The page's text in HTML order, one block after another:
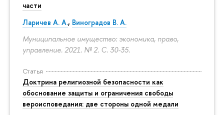
части
Ларичев А. А., Виноградов В. А.
Муниципальное имущество: экономика, право,
управление. 2021. № 2. С. 30-35.
Статья
Доктрина религиозной безопасности как
обоснование защиты и ограничения свободы
вероисповедания: две стороны одной медали